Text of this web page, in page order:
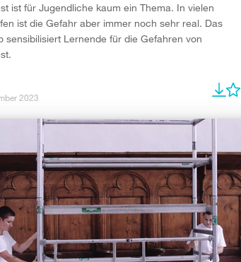
ist für Jugendliche kaum ein Thema. In vielen
ist die Gefahr aber immer noch sehr real. Das
sensibilisiert Lernende für die Gefahren von
2023